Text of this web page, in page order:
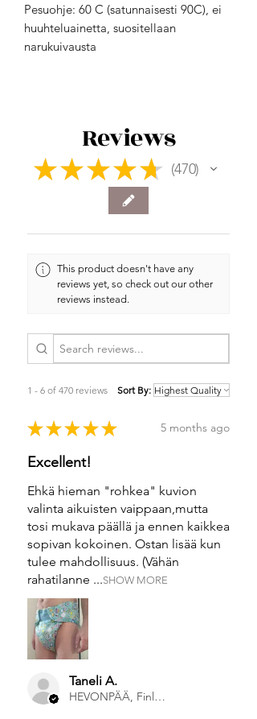
Pesuohje: 60 C (satunnaisesti 90C), ei
huuhteluainetta, suositellaan
narukuivausta
Reviews
★ ★ ★ ★ ★ 470
470
This product doesn't have any
reviews yet, so check out our other
reviews instead.
1 - 6 of 470 reviews Sort By:
★ ★ ★ ★ ★ 5 months ago
Excellent!
Ehkä hieman "rohkea" kuvion
valinta aikuisten vaippaan,mutta
tosi mukava päällä ja ennen kaikkea
sopivan kokoinen. Ostan lisää kun
tulee mahdollisuus. (Vähän
rahatilanne ...SHOW MORE
Taneli A.
HEVONPÄÄ, Finland